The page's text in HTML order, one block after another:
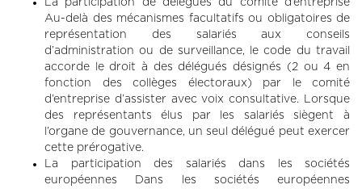
Au-delà des mécanismes facultatifs ou obligatoires de
représentation des salariés aux conseils
d’administration ou de surveillance, le code du travail
accorde le droit à des délégués désignés (2 ou 4 en
fonction des collèges électoraux) par le comité
d’entreprise d’assister avec voix consultative. Lorsque
des représentants élus par les salariés siègent à
l’organe de gouvernance, un seul délégué peut exercer
cette prérogative.
La participation des salariés dans les sociétés
européennes Dans les sociétés européennes